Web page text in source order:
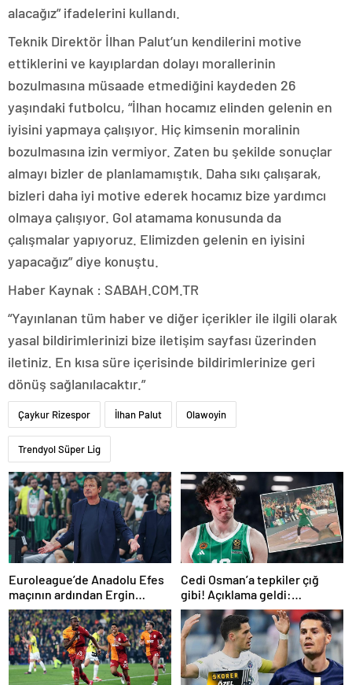
alacağız” ifadelerini kullandı.
Teknik Direktör İlhan Palut’un kendilerini motive
ettiklerini ve kayıplardan dolayı morallerinin
bozulmasına müsaade etmediğini kaydeden 26
yaşındaki futbolcu, “İlhan hocamız elinden gelenin en
iyisini yapmaya çalışıyor. Hiç kimsenin moralinin
bozulmasına izin vermiyor. Zaten bu şekilde sonuçlar
almayı bizler de planlamamıştık. Daha sıkı çalışarak,
bizleri daha iyi motive ederek hocamız bize yardımcı
olmaya çalışıyor. Gol atamama konusunda da
çalışmalar yapıyoruz. Elimizden gelenin en iyisini
yapacağız” diye konuştu.
Haber Kaynak : SABAH.COM.TR
“Yayınlanan tüm haber ve diğer içerikler ile ilgili olarak
yasal bildirimlerinizi bize iletişim sayfası üzerinden
iletiniz. En kısa süre içerisinde bildirimlerinize geri
dönüş sağlanılacaktır.”
Çaykur Rizespor İlhan Palut Olawoyin
Trendyol Süper Lig
Euroleague’de Anadolu Efes
maçının ardından Ergin
Ataman’dan itiraf!
Cedi Osman’a tepkiler çığ
gibi! Açıklama geldi:
İstanbul’da yuhalandım,
burada alkışlandım